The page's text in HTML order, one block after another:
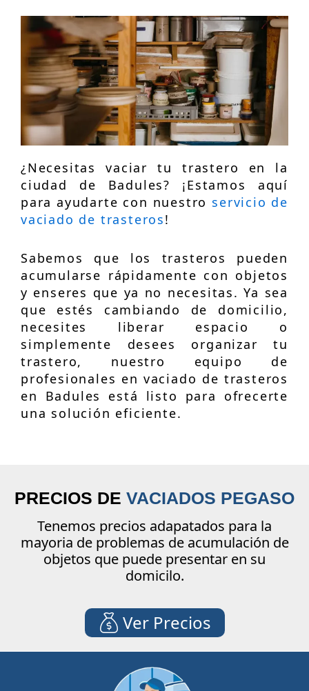
¿Necesitas vaciar tu trastero en la
ciudad de Badules? ¡Estamos aquí
para ayudarte con nuestro servicio de
vaciado de trasteros!
Sabemos que los trasteros pueden
acumularse rápidamente con objetos
y enseres que ya no necesitas. Ya sea
que estés cambiando de domicilio,
necesites liberar espacio o
simplemente desees organizar tu
trastero, nuestro equipo de
profesionales en vaciado de trasteros
en Badules está listo para ofrecerte
una solución eficiente.
PRECIOS DE VACIADOS PEGASO
Tenemos precios adapatados para la
mayoria de problemas de acumulación de
objetos que puede presentar en su
domicilo.
Ver Precios